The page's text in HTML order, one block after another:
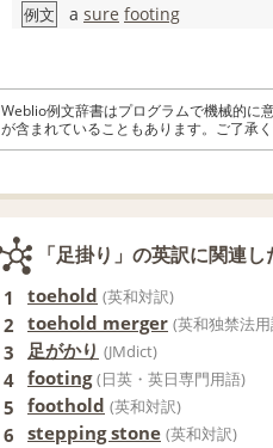
例文 a sure footing
Weblio例文辞書はプログラムで機械的に
が含まれていることもあります。ご了承く
「足掛り」の英訳に関連
1 toehold (英和対訳)
2 toehold merger (英和独禁法
3 足がかり (JMdict)
4 footing (日英・英日専門用語)
5 foothold (英和対訳)
6 stepping stone (英和対訳)